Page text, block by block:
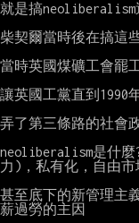
就是搞neoliberalism
柴契爾當時後在搞這
當時英國煤礦工會罷
讓英國工黨直到1990
弄了第三條路的社會
neoliberalism是什麼
力)，私有化，自由市
甚至底下的新管理主
薪過勞的主因